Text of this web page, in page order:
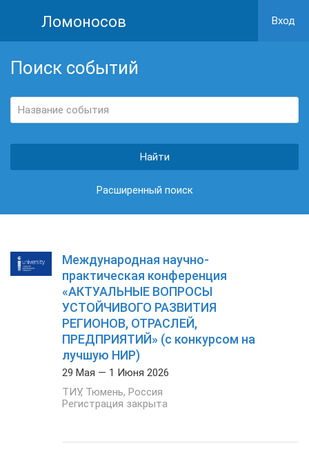
Ломоносов Вход
Поиск событий
Расширенный поиск
Международная научно-
практическая конференция
«АКТУАЛЬНЫЕ ВОПРОСЫ
УСТОЙЧИВОГО РАЗВИТИЯ
РЕГИОНОВ, ОТРАСЛЕЙ,
ПРЕДПРИЯТИЙ» (с конкурсом на
лучшую НИР)
29 Мая — 1 Июня 2026
ТИУ, Тюмень, Россия
Регистрация закрыта